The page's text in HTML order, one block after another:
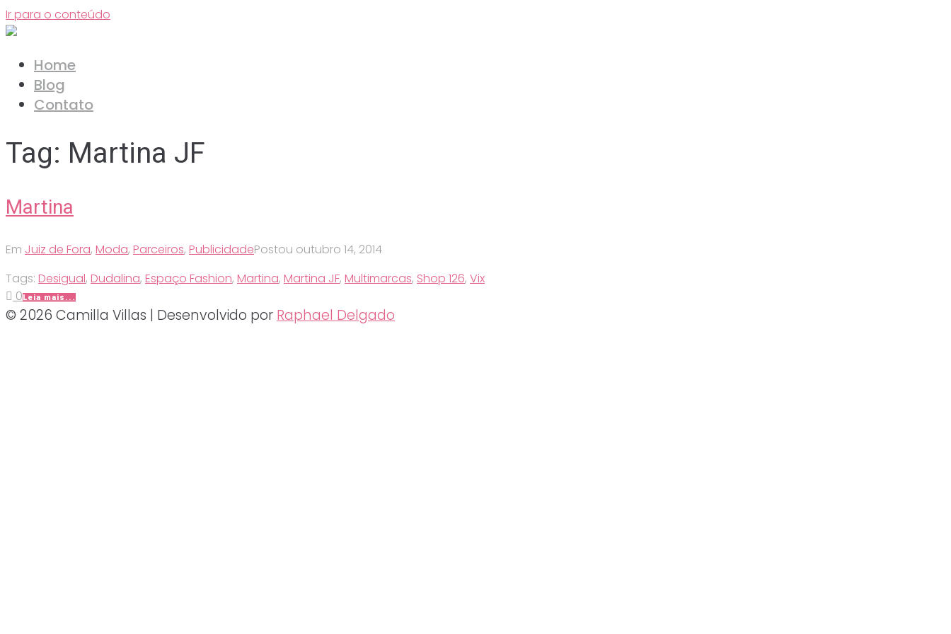
Ir para o conteúdo
Home
Blog
Contato
Tag: Martina JF
Martina
Em Juiz de Fora, Moda, Parceiros, PublicidadePostou outubro 14, 2014
Tags: Desigual, Dudalina, Espaço Fashion, Martina, Martina JF, Multimarcas, Shop 126, Vix
0Leia mais...
© 2026 Camilla Villas | Desenvolvido por Raphael Delgado